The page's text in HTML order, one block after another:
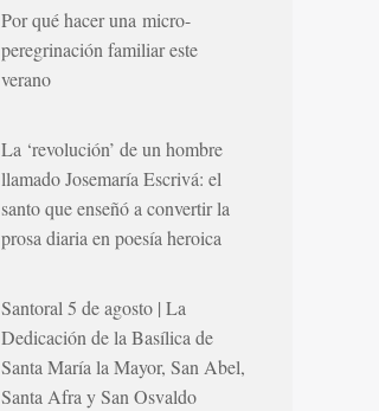
Por qué hacer una micro-
peregrinación familiar este
verano
La ‘revolución’ de un hombre
llamado Josemaría Escrivá: el
santo que enseñó a convertir la
prosa diaria en poesía heroica
Santoral 5 de agosto | La
Dedicación de la Basílica de
Santa María la Mayor, San Abel,
Santa Afra y San Osvaldo